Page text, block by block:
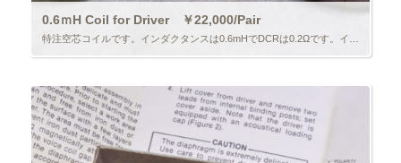
0.6ｍH Coil for Driver ￥22,000/Pair